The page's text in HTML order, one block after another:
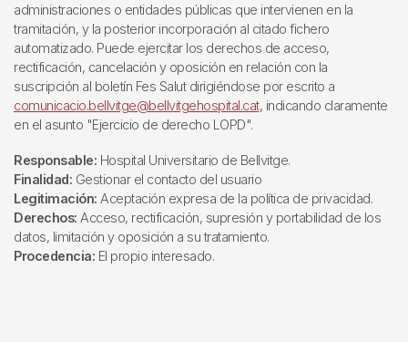
administraciones o entidades públicas que intervienen en la
tramitación, y la posterior incorporación al citado fichero
automatizado. Puede ejercitar los derechos de acceso,
rectificación, cancelación y oposición en relación con la
suscripción al boletín Fes Salut dirigiéndose por escrito a
comunicacio.bellvitge@bellvitgehospital.cat, indicando claramente
en el asunto "Ejercicio de derecho LOPD".
Responsable: Hospital Universitario de Bellvitge.
Finalidad: Gestionar el contacto del usuario
Legitimación: Aceptación expresa de la política de privacidad.
Derechos: Acceso, rectificación, supresión y portabilidad de los
datos, limitación y oposición a su tratamiento.
Procedencia: El propio interesado.